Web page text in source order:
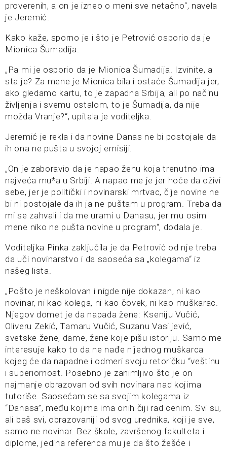
proverenih, a on je izneo o meni sve netačno“, navela
je Jeremić.
Kako kaže, sporno je i što je Petrović osporio da je
Mionica Šumadija.
„Pa mi je osporio da je Mionica Šumadija. Izvinite, a
sta je? Za mene je Mionica bila i ostaće Šumadija jer,
ako gledamo kartu, to je zapadna Srbija, ali po načinu
življenja i svemu ostalom, to je Šumadija, da nije
možda Vranje?“, upitala je voditeljka.
Jeremić je rekla i da novine Danas ne bi postojale da
ih ona ne pušta u svojoj emisiji.
„On je zaboravio da je napao ženu koja trenutno ima
najveća mu*a u Srbiji. A napao me je jer hoće da oživi
sebe, jer je politički i novinarski mrtvac, čije novine ne
bi ni postojale da ih ja ne puštam u program. Treba da
mi se zahvali i da me urami u Danasu, jer mu osim
mene niko ne pušta novine u program“, dodala je.
Voditeljka Pinka zaključila je da Petrović od nje treba
da uči novinarstvo i da saoseća sa „kolegama“ iz
našeg lista.
„Pošto je neškolovan i nigde nije dokazan, ni kao
novinar, ni kao kolega, ni kao čovek, ni kao muškarac.
Njegov domet je da napada žene: Kseniju Vučić,
Oliveru Zekić, Tamaru Vučić, Suzanu Vasiljević,
svetske žene, dame, žene koje pišu istoriju. Samo me
interesuje kako to da ne nađe nijednog muškarca
kojeg će da napadne i odmeri svoju retoričku “veštinu
i superiornost. Posebno je zanimljivo što je on
najmanje obrazovan od svih novinara nad kojima
tutoriše. Saosećam se sa svojim kolegama iz
“Danasa”, među kojima ima onih čiji rad cenim. Svi su,
ali baš svi, obrazovaniji od svog urednika, koji je sve,
samo ne novinar. Bez škole, završenog fakulteta i
diplome, jedina referenca mu je da što žešće i